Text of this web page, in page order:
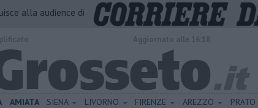
alla audience di
AMIATA SIENA LIVORNO FIRENZE AREZZO PRATO